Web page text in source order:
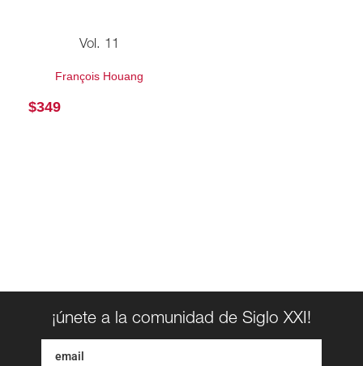
Vol. 11
François Houang
$349
¡únete a la comunidad de Siglo XXI!